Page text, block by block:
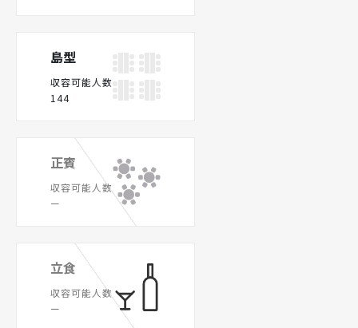
島型
収容可能人数
144
正賓
収容可能人数
ー
立食
収容可能人数
ー